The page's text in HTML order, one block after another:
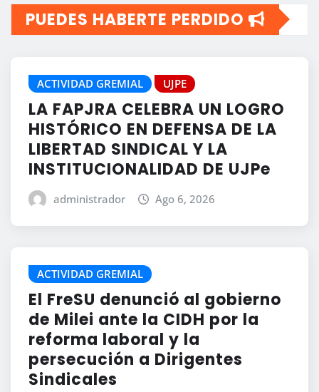
PUEDES HABERTE PERDIDO
ACTIVIDAD GREMIAL UJPE
LA FAPJRA CELEBRA UN LOGRO
HISTÓRICO EN DEFENSA DE LA
LIBERTAD SINDICAL Y LA
INSTITUCIONALIDAD DE UJPe
administrador Ago 6, 2026
ACTIVIDAD GREMIAL
El FreSU denunció al gobierno
de Milei ante la CIDH por la
reforma laboral y la
persecución a Dirigentes
Sindicales